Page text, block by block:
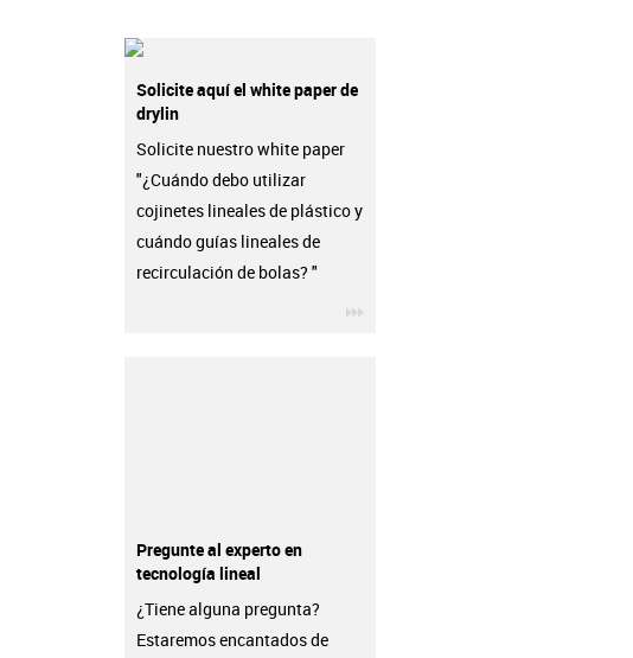
Solicite aquí el white paper de
drylin
Solicite nuestro white paper
"¿Cuándo debo utilizar
cojinetes lineales de plástico y
cuándo guías lineales de
recirculación de bolas? "
Pregunte al experto en
tecnología lineal
¿Tiene alguna pregunta?
Estaremos encantados de